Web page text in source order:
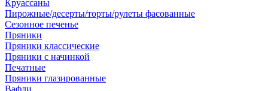
Круассаны
Пирожные/десерты/торты/рулеты фасованные
Сезонное печенье
Пряники
Пряники классические
Пряники с начинкой
Печатные
Пряники глазированные
Вафли